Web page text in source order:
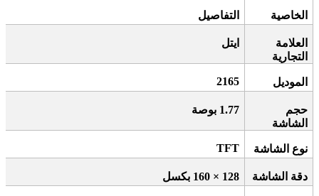
الخاصية التفاصيل
العلامة
التجارية
ايتل
الموديل 2165
حجم
الشاشة
1.77 بوصة
نوع الشاشة TFT
دقة الشاشة 128 × 160 بكسل